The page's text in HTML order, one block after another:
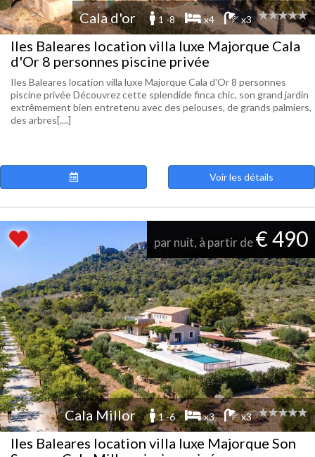
Cala d'or 1 -8 x4 x3
Iles Baleares location villa luxe Majorque Cala
d'Or 8 personnes piscine privée
Iles Baleares location villa luxe Majorque Cala d'Or 8 personnes
piscine privée Découvrez cette splendide finca chic, son grand jardin
extrêmement bien entretenu avec des pelouses, de grands palmiers,
des arbres[....]
Voir les détails
par nuit, à partir de€ 490
Cala Millor 1 -6 x3 x3
Iles Baleares location villa luxe Majorque Son